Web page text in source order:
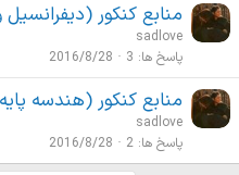
منابع کنکور (دیفرانسیل
sadlove
پاسخ ها 3
2016/8/28
منابع کنکور (هندسه
sadlove
پاسخ ها 2
2016/8/28